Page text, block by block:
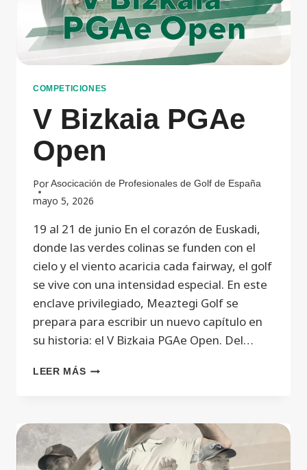
COMPETICIONES
V Bizkaia PGAe
Open
Por Asocicación de Profesionales de Golf de España
mayo 5, 2026
19 al 21 de junio En el corazón de Euskadi,
donde las verdes colinas se funden con el
cielo y el viento acaricia cada fairway, el golf
se vive con una intensidad especial. En este
enclave privilegiado, Meaztegi Golf se
prepara para escribir un nuevo capítulo en
su historia: el V Bizkaia PGAe Open. Del…
LEER MÁS